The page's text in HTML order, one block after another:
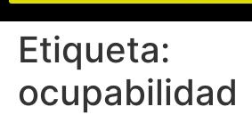
Etiqueta:
ocupabilidad